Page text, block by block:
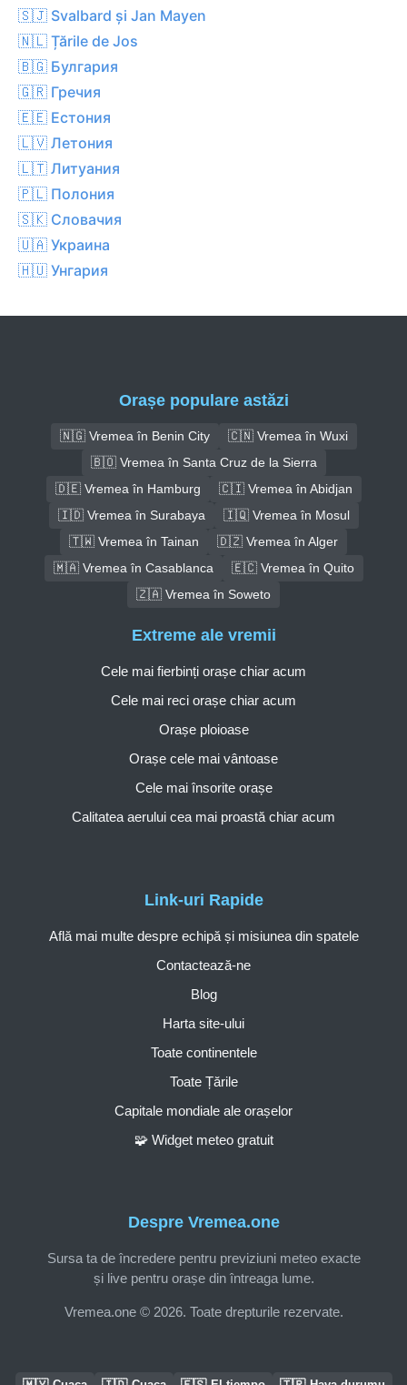
🇸🇯 Svalbard și Jan Mayen
🇳🇱 Țările de Jos
🇧🇬 Булгария
🇬🇷 Гречия
🇪🇪 Естония
🇱🇻 Летония
🇱🇹 Литуания
🇵🇱 Полония
🇸🇰 Словачия
🇺🇦 Украина
🇭🇺 Унгария
Orașe populare astăzi
🇳🇬 Vremea în Benin City
🇨🇳 Vremea în Wuxi
🇧🇴 Vremea în Santa Cruz de la Sierra
🇩🇪 Vremea în Hamburg
🇨🇮 Vremea în Abidjan
🇮🇩 Vremea în Surabaya
🇮🇶 Vremea în Mosul
🇹🇼 Vremea în Tainan
🇩🇿 Vremea în Alger
🇲🇦 Vremea în Casablanca
🇪🇨 Vremea în Quito
🇿🇦 Vremea în Soweto
Despre Vremea.one
Sursa ta de încredere pentru previziuni meteo exacte
și live pentru orașe din întreaga lume.
Vremea.one © 2026. Toate drepturile rezervate.
Link-uri Rapide
Află mai multe despre echipă și misiunea din spatele
Contactează-ne
Blog
Harta site-ului
Toate continentele
Toate Țările
Capitale mondiale ale orașelor
🧩 Widget meteo gratuit
Extreme ale vremii
Cele mai fierbinți orașe chiar acum
Cele mai reci orașe chiar acum
Orașe ploioase
Orașe cele mai vântoase
Cele mai însorite orașe
Calitatea aerului cea mai proastă chiar acum